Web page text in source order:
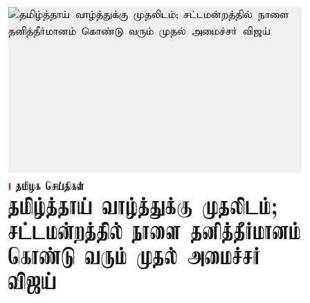
தமிழக செய்திகள்
தமிழ்த்தாய் வாழ்த்துக்கு முதலிடம்;
சட்டமன்றத்தில் நாளை தனித்தீர்மானம்
கொண்டு வரும் முதல் அமைச்சர்
விஜய்